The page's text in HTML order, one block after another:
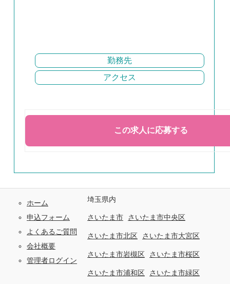
勤務先
アクセス
ホーム
申込フォーム
よくあるご質問
会社概要
管理者ログイン
埼玉県内
さいたま市 さいたま市中央区
さいたま市北区 さいたま市大宮区
さいたま市岩槻区 さいたま市桜区
さいたま市浦和区 さいたま市緑区